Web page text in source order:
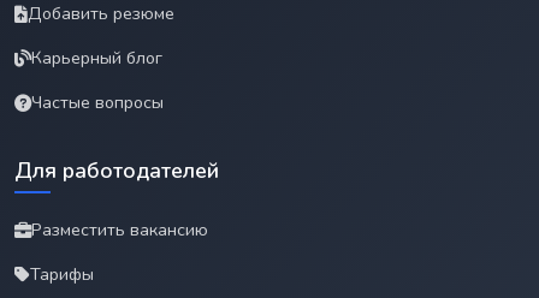
Добавить резюме
Карьерный блог
Частые вопросы
Для работодателей
Разместить вакансию
Тарифы